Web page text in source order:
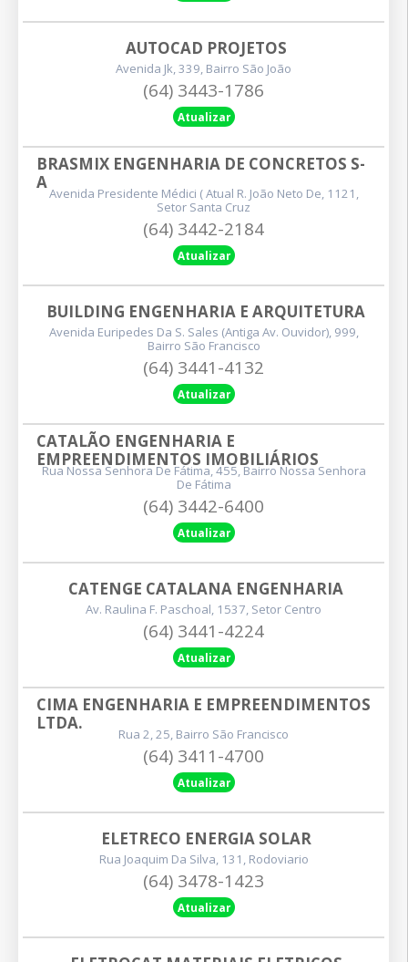
AUTOCAD PROJETOS
Avenida Jk, 339, Bairro São João
(64) 3443-1786
Atualizar
BRASMIX ENGENHARIA DE CONCRETOS S-
A
Avenida Presidente Médici ( Atual R. João Neto De, 1121,
Setor Santa Cruz
(64) 3442-2184
Atualizar
BUILDING ENGENHARIA E ARQUITETURA
Avenida Euripedes Da S. Sales (antiga Av. Ouvidor), 999,
Bairro São Francisco
(64) 3441-4132
Atualizar
CATALÃO ENGENHARIA E
EMPREENDIMENTOS IMOBILIÁRIOS
Rua Nossa Senhora De Fátima, 455, Bairro Nossa Senhora
De Fátima
(64) 3442-6400
Atualizar
CATENGE CATALANA ENGENHARIA
Av. Raulina F. Paschoal, 1537, Setor Centro
(64) 3441-4224
Atualizar
CIMA ENGENHARIA E EMPREENDIMENTOS
LTDA.
Rua 2, 25, Bairro São Francisco
(64) 3411-4700
Atualizar
ELETRECO ENERGIA SOLAR
Rua Joaquim Da Silva, 131, Rodoviario
(64) 3478-1423
Atualizar